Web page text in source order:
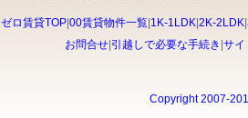
ゼロ賃貸TOP| 00賃貸物件一覧| 1K-1LDK| 2K-2LDK|
お問合せ 引越しで必要な手続き サイ
Copyright 2007-